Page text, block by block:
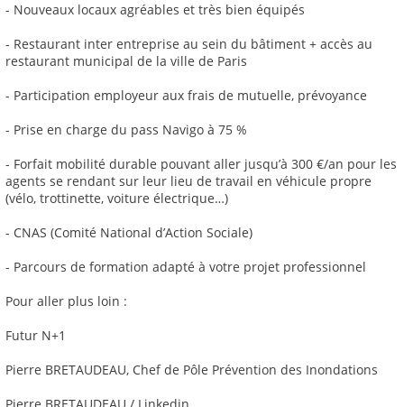
- Nouveaux locaux agréables et très bien équipés
- Restaurant inter entreprise au sein du bâtiment + accès au
restaurant municipal de la ville de Paris
- Participation employeur aux frais de mutuelle, prévoyance
- Prise en charge du pass Navigo à 75 %
- Forfait mobilité durable pouvant aller jusqu’à 300 €/an pour les
agents se rendant sur leur lieu de travail en véhicule propre
(vélo, trottinette, voiture électrique…)
- CNAS (Comité National d’Action Sociale)
- Parcours de formation adapté à votre projet professionnel
Pour aller plus loin :
Futur N+1
Pierre BRETAUDEAU, Chef de Pôle Prévention des Inondations